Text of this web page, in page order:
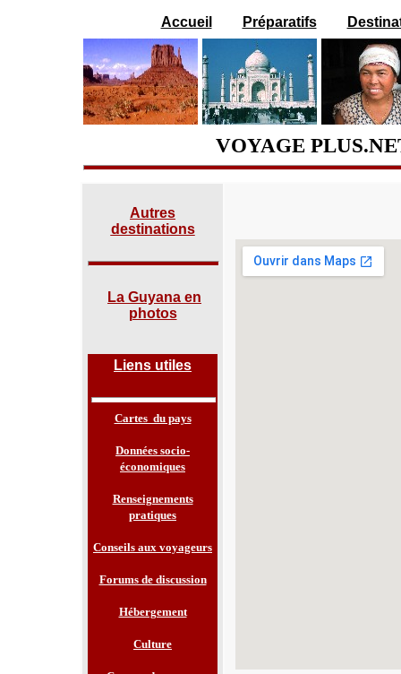
Accueil Préparatifs
VOYAGE
Autres
destinations
La Guyana en
photos
Liens utiles
Cartes du pays
Données socio-
économiques
Renseignements
pratiques
Conseils aux voyageurs
Forums de discussion
Hébergement
Culture